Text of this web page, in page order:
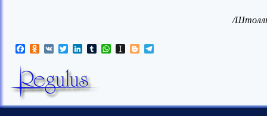
/Штолль
Facebook
Odnoklassniki
VK TwitterLinkedIn
TumblrWhatsApp
Instapaper
Blogger